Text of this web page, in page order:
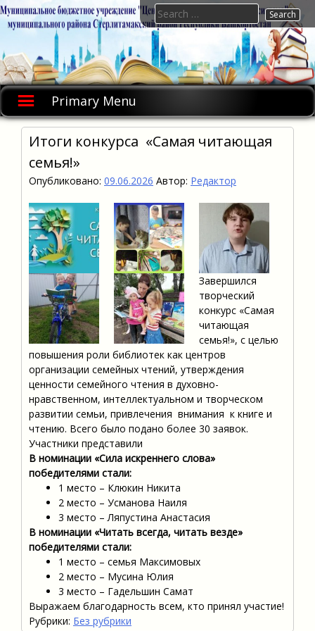
Skip
to
Primary Menu
Search
for:
Итоги конкурса «Самая читающая
семья!»
Опубликовано: 09.06.2026 Автор: Редактор
Завершился
творческий
конкурс «Самая
читающая
семья!», с целью
повышения роли библиотек как центров
организации семейных чтений, утверждения
ценности семейного чтения в духовно-
нравственном, интеллектуальном и творческом
развитии семьи, привлечения внимания к книге и
чтению. Всего было подано более 30 заявок.
Участники представили
В номинации «Сила искреннего слова»
победителями стали:
1 место – Клюкин Никита
2 место – Усманова Наиля
3 место – Ляпустина Анастасия
В номинации «Читать всегда, читать везде»
победителями стали:
1 место – семья Максимовых
2 место – Мусина Юлия
3 место – Гадельшин Самат
Выражаем благодарность всем, кто принял участие!
Рубрики: Без рубрики